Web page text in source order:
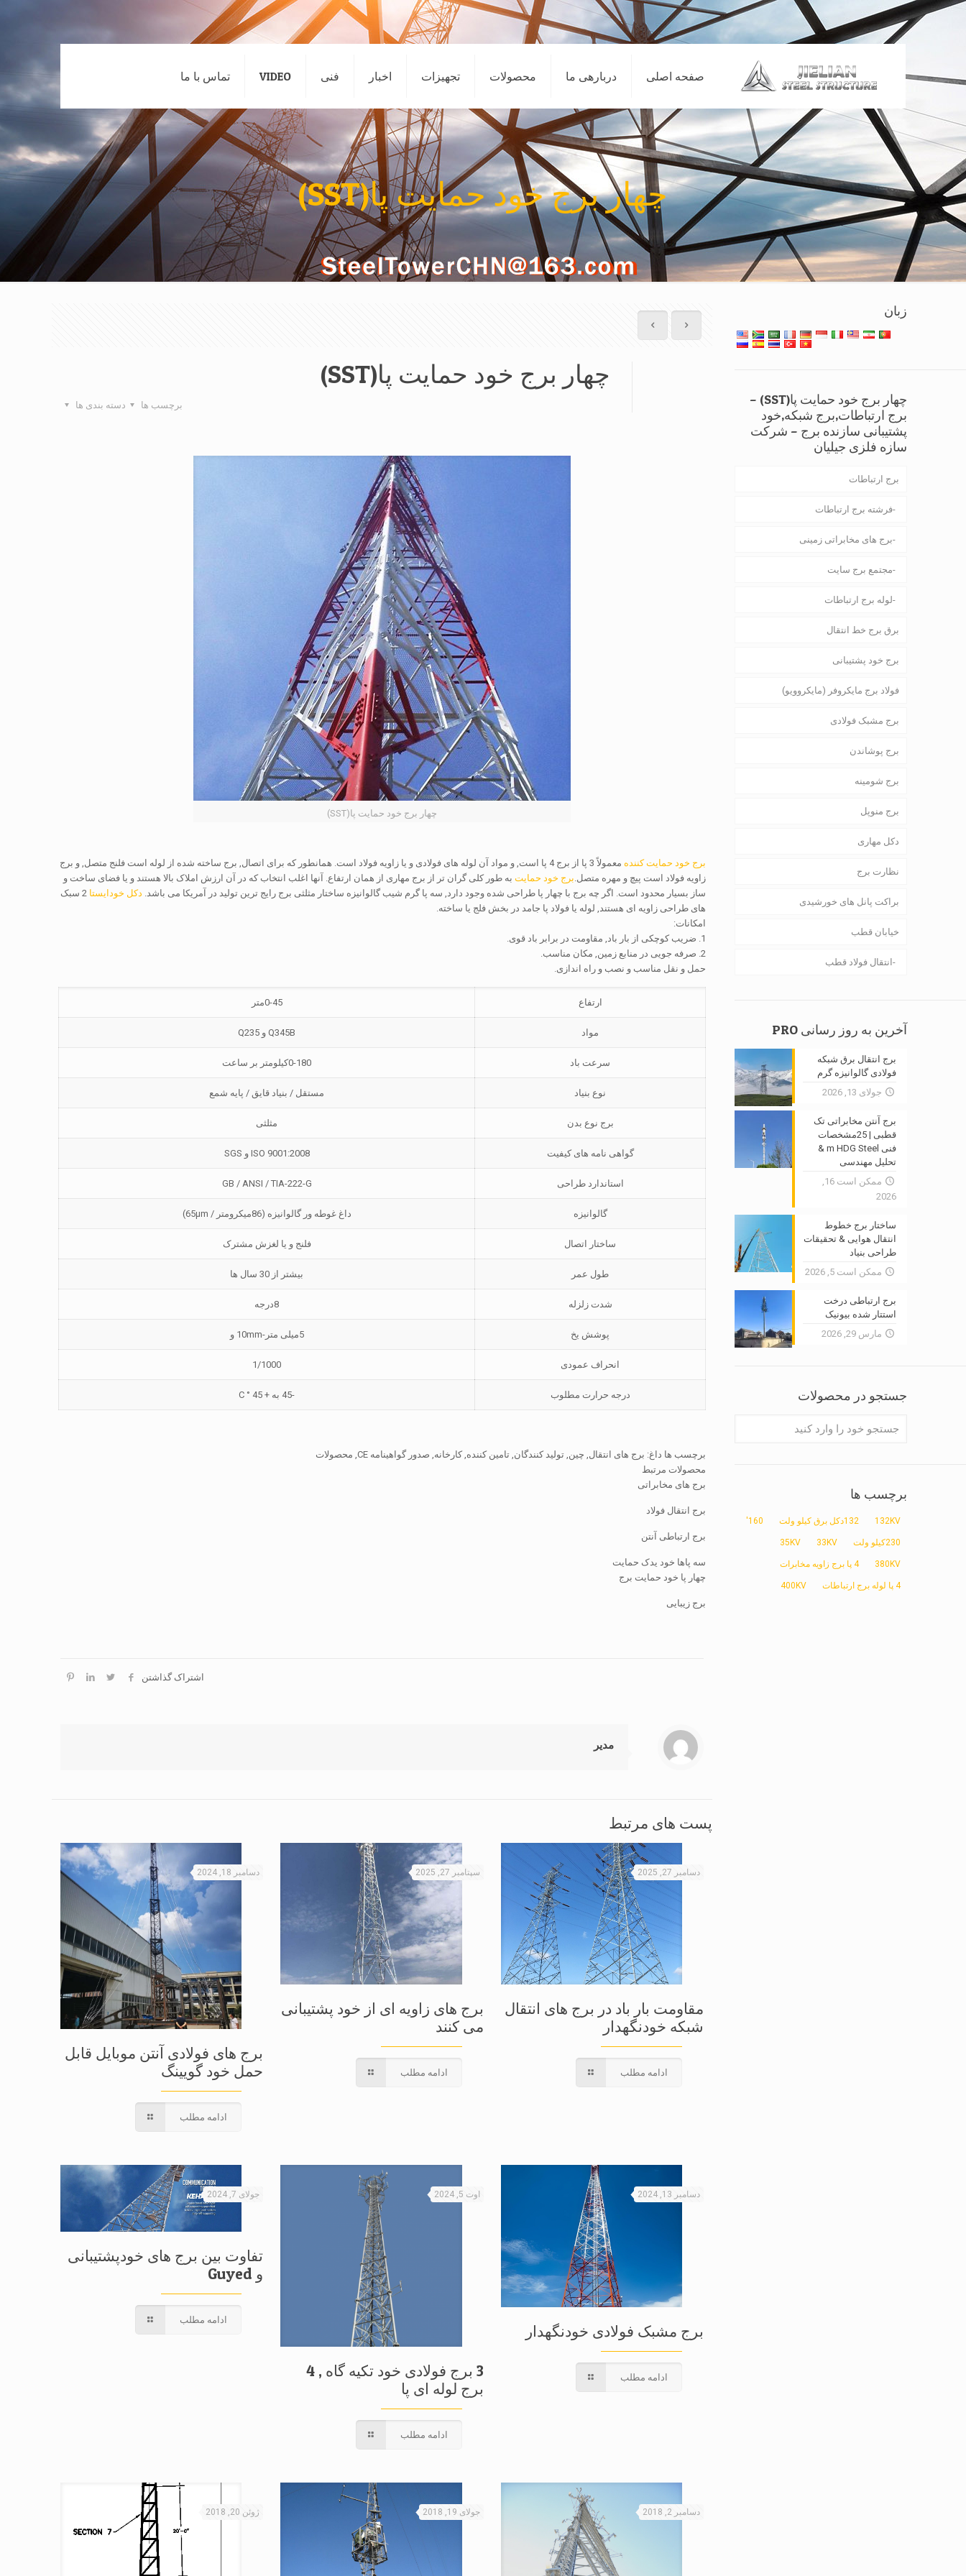
صفحه اصلی دربارهی ما محصولات تجهیزات اخبار فنی VIDEO تماس با ما
چهار برج خود حمایت پا(SST)
چهار برج خود حمایت پا(SST)
دسته بندی ها برچسب ها
چهار برج خود حمایت پا(SST)
برج خود حمایت کننده
معمولاً 3 پا از برج 4 پا است, و مواد آن لوله های فولادی و یا زاویه فولاد است. همانطور که برای اتصال, برج ساخته شده از لوله است فلنج متصل, و برج
زاویه فولاد است پیچ و مهره متصل.برج خود حمایتبه طور کلی گران تر از برج مهاری از همان ارتفاع. آنها اغلب انتخاب که در آن ارزش املاک بالا هستند و یا فضای ساخت و
ساز بسیار محدود است. اگر چه برج با چهار پا طراحی شده وجود دارد, سه پا گرم شیب گالوانیزه ساختار مثلثی برج رایج ترین تولید در آمریکا می باشد. دکل خودایستا
2 سبک
های طراحی زاویه ای هستند, لوله یا فولاد پا جامد در بخش فلج یا ساخته.
امکانات:
1. ضریب کوچکی از بار باد, مقاومت در برابر باد قوی.
2. صرفه جویی در منابع زمین, مکان مناسب.
حمل و نقل مناسب و نصب و راه اندازی.
ارتفاع 0-45متر
مواد Q345B و Q235
سرعت باد 0-180کیلومتر بر ساعت
نوع بنیاد مستقل / بنیاد قایق / پایه شمع
برج نوع بدن مثلثی
گواهی نامه های کیفیت ISO 9001:2008 و SGS
استاندارد طراحی GB / ANSI / TIA-222-G
گالوانیزه داغ غوطه ور گالوانیزه (86میکرومتر / 65μm)
ساختار اتصال فلنج و یا لغزش مشترک
طول عمر بیشتر از 30 سال ها
شدت زلزله 8درجه
پوشش یخ 5میلی متر-10mm و
انحراف عمودی 1/1000
درجه حرارت مطلوب -45 به + 45 ° C
برچسب ها داغ: برج های انتقال, چین, تولید کنندگان, تامین کننده, کارخانه, صدور گواهینامه CE, محصولات
محصولات مرتبط
برج های مخابراتی
برج انتقال فولاد
برج ارتباطی آنتن
سه پاها خود یدک حمایت
چهار پا خود حمایت برج
برج زیبایی
اشتراک گذاشتن
مدیر
پست های مرتبط
دسامبر 27, 2025
مقاومت بار باد در برج های انتقال
شبکه خودنگهدار
ادامه مطلب
سپتامبر 27, 2025
برج های زاویه ای از خود پشتیبانی
می کنند
ادامه مطلب
دسامبر 18, 2024
برج های فولادی آنتن موبایل قابل
حمل خود گویینگ
ادامه مطلب
دسامبر 13, 2024
برج مشبک فولادی خودنگهدار
ادامه مطلب
اوت 5, 2024
3 برج فولادی خود تکیه گاه , 4
برج لوله ای پا
ادامه مطلب
جولای 7, 2024
تفاوت بین برج های خودپشتیبانی
و Guyed
ادامه مطلب
دسامبر 2, 2018 جولای 19, 2018 ژوئن 20, 2018
زبان
چهار برج خود حمایت پا(SST) –
برج ارتباطات,برج شبکه,خود
پشتیبانی سازنده برج – شرکت
سازه فلزی جیلیان
برج ارتباطات
فرشته برج ارتباطات
برج های مخابراتی زمینی
مجتمع برج سایت
لوله برج ارتباطات
برق برج خط انتقال
برج خود پشتیبانی
فولاد برج مایکروفر (مایکروویو)
برج مشبک فولادی
برج پوشاندن
برج شومینه
برج منوپل
دکل مهاری
نظارت برج
براکت پانل های خورشیدی
خیابان قطب
انتقال فولاد قطب
آخرین به روز رسانی PRO
برج انتقال برق شبکه
فولادی گالوانیزه گرم
جولای 13, 2026
برج آنتن مخابراتی تک
قطبی | 25مشخصات
فنی m HDG Steel &
تحلیل مهندسی
ممکن است 16,
2026
ساختار برج خطوط
انتقال هوایی & تحقیقات
طراحی بنیاد
ممکن است 5, 2026
برج ارتباطی درخت
استتار شده بیونیک
مارس 29, 2026
جستجو در محصولات
برچسب ها
132KV 132دکل برق کیلو ولت 160'
230کیلو ولت 33KV
35KV
380KV 4 پا برج زاویه مخابرات
4 پا لوله برج ارتباطات 400KV